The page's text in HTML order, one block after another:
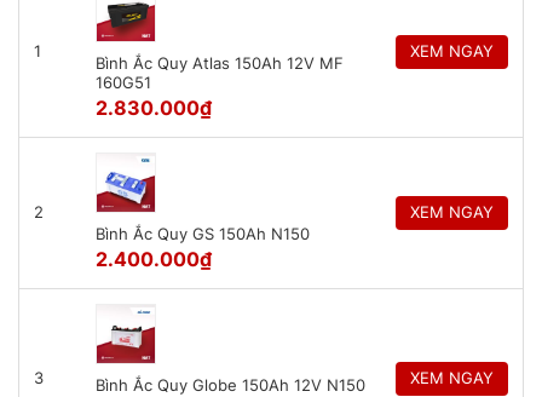
1
Bình Ắc Quy Atlas 150Ah 12V MF
160G51
2.830.000₫
XEM NGAY
2
Bình Ắc Quy GS 150Ah N150
2.400.000₫
XEM NGAY
3 Bình Ắc Quy Globe 150Ah 12V N150 XEM NGAY